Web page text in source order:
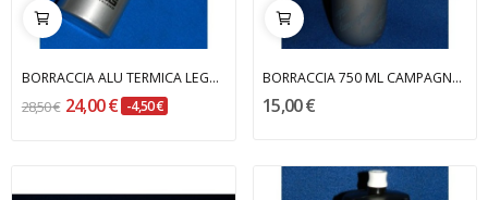
BORRACCIA ALU TERMICA LEGA LEGGERA SIGG
28,50 € 24,00 € -4,50 €
BORRACCIA 750 ML CAMPAGNOLO
15,00 €